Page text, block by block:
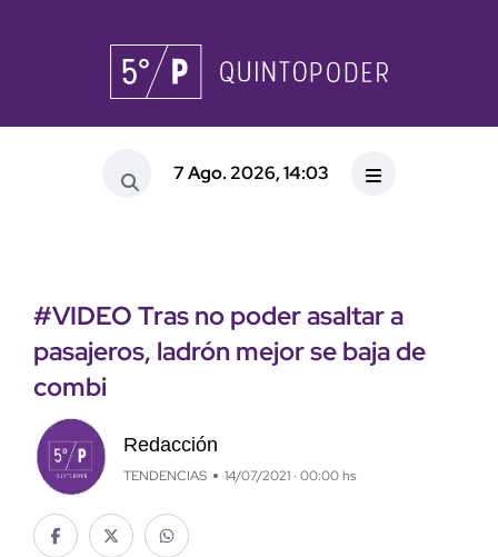
7 Ago. 2026, 14:03
#VIDEO Tras no poder asaltar a
pasajeros, ladrón mejor se baja de
combi
Redacción
TENDENCIAS 14/07/2021 · 00:00 hs